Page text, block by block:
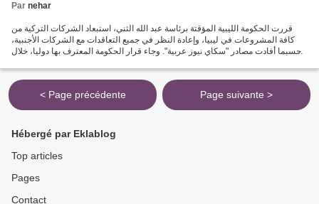
Par nehar
قررت الحكومة الليبية المؤقتة برئاسة عبد الله الثني، استبعاد الشركات التركية من
كافة المشروعات في ليبيا، وإعادة النظر في جميع التعاقدات مع الشركات الأجنبية،
حسبما أفادت مصادر "سكاي نيوز عربية". وجاء قرار الحكومة المعترف بها دوليا، خلال
< Page précédente Page suivante >
Hébergé par Eklablog
Top articles
Pages
Contact